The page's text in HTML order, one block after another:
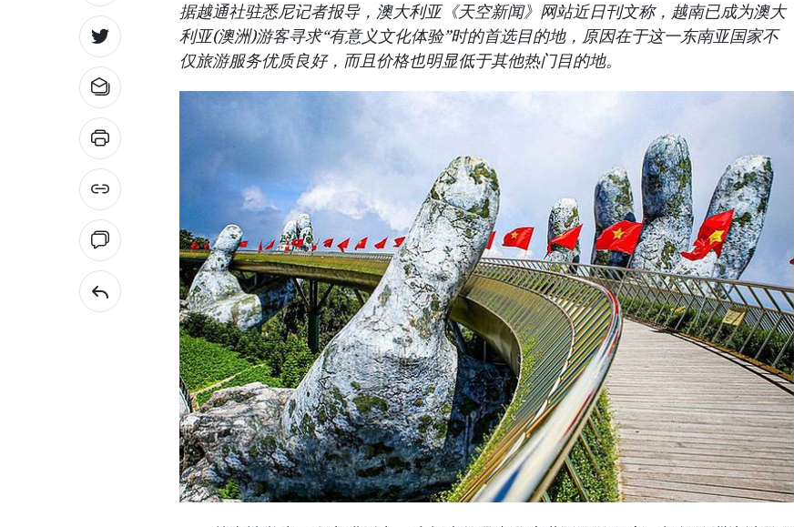
据越通社驻悉尼记者报导，澳大利亚《天空新闻》网站近日刊文称，越南已成为澳大
利亚(澳洲)游客寻求“有意义文化体验”时的首选目的地，原因在于这一东南亚国家不
仅旅游服务优质良好，而且价格也明显低于其他热门目的地。